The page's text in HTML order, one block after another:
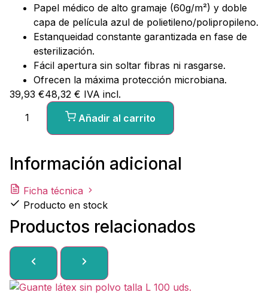
Papel médico de alto gramaje (60g/m²) y doble
capa de película azul de polietileno/polipropileno.
Estanqueidad constante garantizada en fase de
esterilización.
Fácil apertura sin soltar fibras ni rasgarse.
Ofrecen la máxima protección microbiana.
39,93 €48,32 € IVA incl.
Añadir al carrito
Información adicional
Ficha técnica
Producto en stock
Productos relacionados